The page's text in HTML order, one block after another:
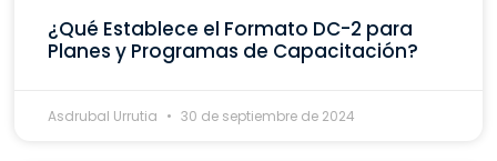
¿Qué Establece el Formato DC-2 para
Planes y Programas de Capacitación?
Asdrubal Urrutia 30 de septiembre de 2024